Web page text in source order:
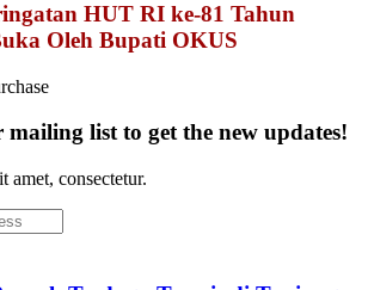
HUT RI ke-81 Tahun
Oleh Bupati OKUS
mailing list to get the new updates!
amet, consectetur.